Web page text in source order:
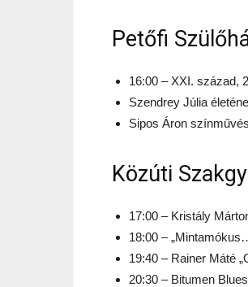
Petőfi
16:00 – XXI. század,
Szendrey Júlia
Sipos Áron
Közúti
17:00 – Kristály
18:00 –
19:40 – Rainer Máté
20:30 – Bitumen